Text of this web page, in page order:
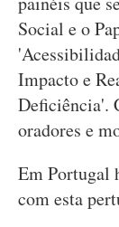
Social e o
Impacto e
Deficiência'.
oradores e
Em Portugal
com esta